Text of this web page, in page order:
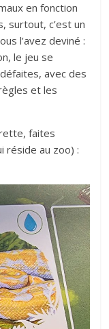
en fonction
surtout, c’est un
l’avez deviné :
le jeu se
avec des
et les
faites
réside au zoo) :